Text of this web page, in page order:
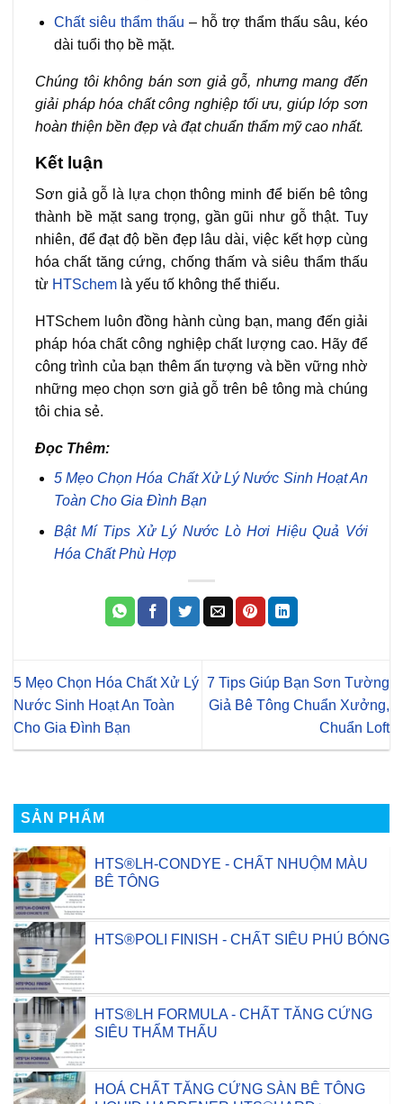
Chất siêu thẩm thấu – hỗ trợ thẩm thấu sâu, kéo
dài tuổi thọ bề mặt.
Chúng tôi không bán sơn giả gỗ, nhưng mang đến
giải pháp hóa chất công nghiệp tối ưu, giúp lớp sơn
hoàn thiện bền đẹp và đạt chuẩn thẩm mỹ cao nhất.
Kết luận
Sơn giả gỗ là lựa chọn thông minh để biến bê tông
thành bề mặt sang trọng, gần gũi như gỗ thật. Tuy
nhiên, để đạt độ bền đẹp lâu dài, việc kết hợp cùng
hóa chất tăng cứng, chống thấm và siêu thẩm thấu
từ HTSchem là yếu tố không thể thiếu.
HTSchem luôn đồng hành cùng bạn, mang đến giải
pháp hóa chất công nghiệp chất lượng cao. Hãy để
công trình của bạn thêm ấn tượng và bền vững nhờ
những mẹo chọn sơn giả gỗ trên bê tông mà chúng
tôi chia sẻ.
Đọc Thêm:
5 Mẹo Chọn Hóa Chất Xử Lý Nước Sinh Hoạt An
Toàn Cho Gia Đình Bạn
Bật Mí Tips Xử Lý Nước Lò Hơi Hiệu Quả Với
Hóa Chất Phù Hợp
5 Mẹo Chọn Hóa Chất Xử Lý
Nước Sinh Hoạt An Toàn
Cho Gia Đình Bạn
7 Tips Giúp Bạn Sơn Tường
Giả Bê Tông Chuẩn Xưởng,
Chuẩn Loft
SẢN PHẨM
HTS®LH-CONDYE - CHẤT NHUỘM MÀU
BÊ TÔNG
HTS®POLI FINISH - CHẤT SIÊU PHỦ BÓNG
HTS®LH FORMULA - CHẤT TĂNG CỨNG
SIÊU THẨM THẤU
HOÁ CHẤT TĂNG CỨNG SÀN BÊ TÔNG